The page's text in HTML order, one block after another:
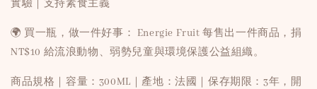
實驗｜支持素食主義
🌍 買一瓶，做一件好事： Energie Fruit 每售出一件商品，捐
NT$10 給流浪動物、弱勢兒童與環境保護公益組織。
商品規格｜容量：300ML｜產地：法國｜保存期限：3年，開